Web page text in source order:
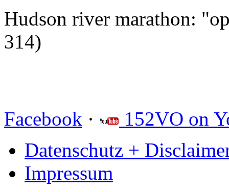
Hudson river marathon:
314)
Facebook ·
152VO on
Datenschutz +
Impressum